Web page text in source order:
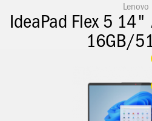
Lenovo
IdeaPad Flex 5
16GB/